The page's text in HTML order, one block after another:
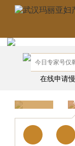
在线申请
温馨产科